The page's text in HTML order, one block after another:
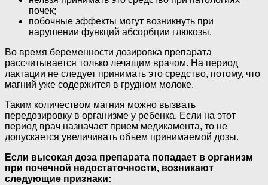
почек;
побочные эффекты могут возникнуть при
нарушении функций абсорбции глюкозы.
Во время беременности дозировка препарата
рассчитывается только лечащим врачом. На период
лактации не следует принимать это средство, потому, что
магний уже содержится в грудном молоке.
Таким количеством магния можно вызвать
передозировку в организме у ребенка. Если на этот
период врач назначает прием медикамента, то не
допускается увеличивать объем принимаемой дозы.
Если высокая доза препарата попадает в организм
при почечной недостаточности, возникают
следующие признаки: